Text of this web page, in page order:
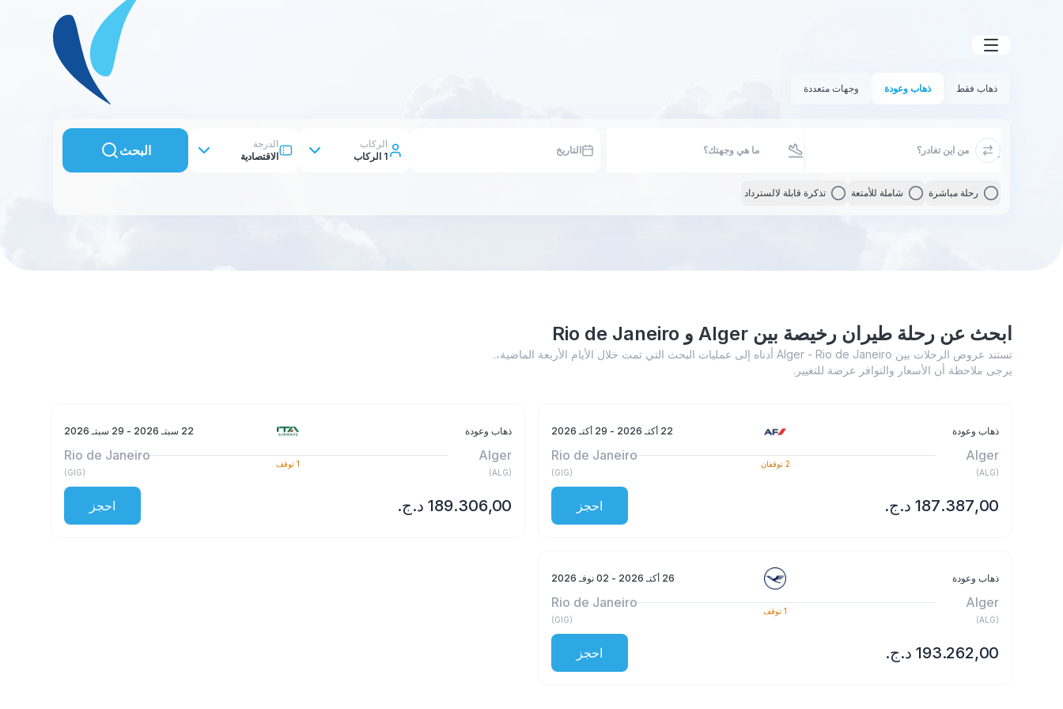
ذهاب فقط ذهاب وعودة وجهات متعددة
التاريخ
الركاب
1 الركاب
الدرجة
الاقتصادية
البحث
رحلة مباشرة شاملة للأمتعة تذكرة قابلة لالسترداد
ابحث عن رحلة طيران رخيصة بين Alger و Rio de Janeiro
تستند عروض الرحلات بين Alger - Rio de Janeiro أدناه إلى عمليات البحث التي تمت خلال الأيام الأربعة الماضية،.
يرجى ملاحظة أن الأسعار والتوافر عرضة للتغيير.
ذهاب وعودة 22 أكتـ 2026 - 29 أكتـ 2026
Alger
(
ALG
)
2 توقفان
Rio de Janeiro
(
GIG
)
احجز
ذهاب وعودة 22 سبتـ 2026 - 29 سبتـ 2026
Alger
(
ALG
)
1 توقف
Rio de Janeiro
(
GIG
)
احجز
ذهاب وعودة 26 أكتـ 2026 - 02 نوفـ 2026
Alger
(
ALG
)
1 توقف
Rio de Janeiro
(
GIG
)
احجز